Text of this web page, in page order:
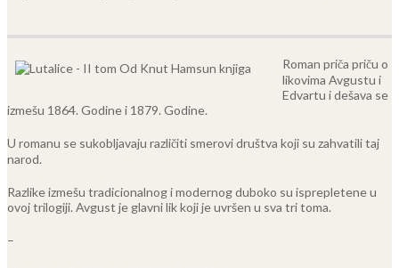
Roman priča priču o
likovima Avgustu i
Edvartu i dešava se
izmešu 1864. Godine i 1879. Godine.
U romanu se sukobljavaju različiti smerovi društva koji su zahvatili taj
narod.
Razlike izmešu tradicionalnog i modernog duboko su isprepletene u
ovoj trilogiji. Avgust je glavni lik koji je uvršen u sva tri toma.
–